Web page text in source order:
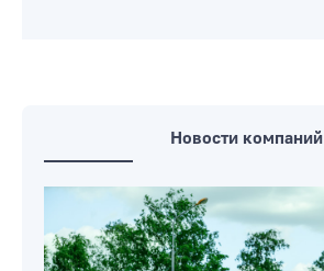
Новости компаний